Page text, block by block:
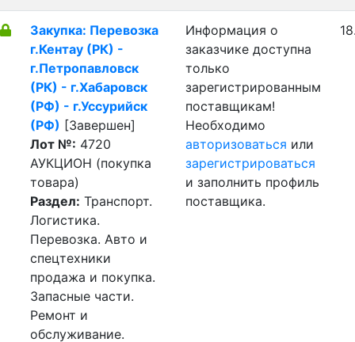
Закупка: Перевозка
г.Кентау (РК) -
г.Петропавловск
(РК) - г.Хабаровск
(РФ) - г.Уссурийск
(РФ) [Завершен]
Лот №: 4720
АУКЦИОН (покупка
товара)
Раздел: Транспорт.
Логистика.
Перевозка. Авто и
спецтехники
продажа и покупка.
Запасные части.
Ремонт и
обслуживание.
Информация о
заказчике доступна
только
зарегистрированным
поставщикам!
Необходимо
авторизоваться или
зарегистрироваться
и заполнить профиль
поставщика.